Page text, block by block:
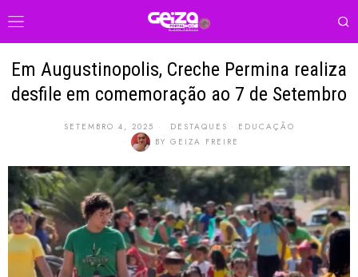
Em Augustinopolis, Creche Permina realiza
desfile em comemoração ao 7 de Setembro
SETEMBRO 4, 2025 DESTAQUES · EDUCAÇÃO
BY GEIZA FREIRE